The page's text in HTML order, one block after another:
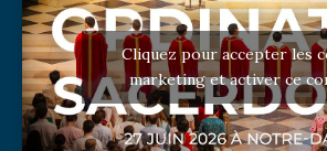
Cliquez pour accepter les
marketing et activer ce